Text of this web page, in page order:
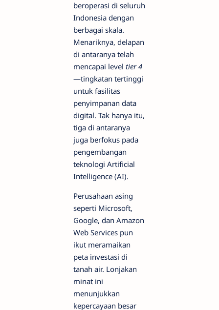
beroperasi di seluruh
Indonesia dengan
berbagai skala.
Menariknya, delapan
di antaranya telah
mencapai level tier 4
—tingkatan tertinggi
untuk fasilitas
penyimpanan data
digital. Tak hanya itu,
tiga di antaranya
juga berfokus pada
pengembangan
teknologi Artificial
Intelligence (AI).
Perusahaan asing
seperti Microsoft,
Google, dan Amazon
Web Services pun
ikut meramaikan
peta investasi di
tanah air. Lonjakan
minat ini
menunjukkan
kepercayaan besar